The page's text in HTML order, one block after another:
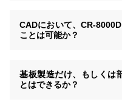
CADにおいて、CR-
ことは可能か？
基板製造だけ、もしくは
とはできるか？